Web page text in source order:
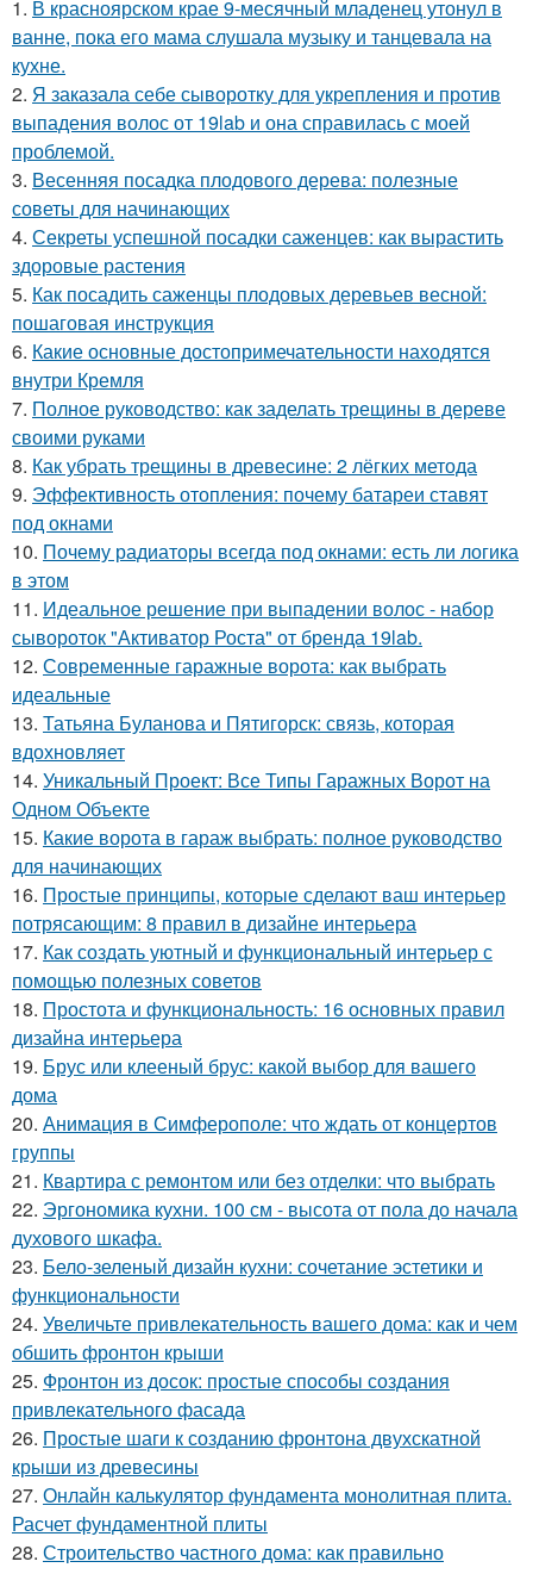
1. В красноярском крае 9-месячный младенец утонул в
ванне, пока его мама слушала музыку и танцевала на
кухне.
2. Я заказала себе сыворотку для укрепления и против
выпадения волос от 19lab и она справилась с моей
проблемой.
3. Весенняя посадка плодового дерева: полезные
советы для начинающих
4. Секреты успешной посадки саженцев: как вырастить
здоровые растения
5. Как посадить саженцы плодовых деревьев весной:
пошаговая инструкция
6. Какие основные достопримечательности находятся
внутри Кремля
7. Полное руководство: как заделать трещины в дереве
своими руками
8. Как убрать трещины в древесине: 2 лёгких метода
9. Эффективность отопления: почему батареи ставят
под окнами
10. Почему радиаторы всегда под окнами: есть ли логика
в этом
11. Идеальное решение при выпадении волос - набор
сывороток "Активатор Роста" от бренда 19lab.
12. Современные гаражные ворота: как выбрать
идеальные
13. Татьяна Буланова и Пятигорск: связь, которая
вдохновляет
14. Уникальный Проект: Все Типы Гаражных Ворот на
Одном Объекте
15. Какие ворота в гараж выбрать: полное руководство
для начинающих
16. Простые принципы, которые сделают ваш интерьер
потрясающим: 8 правил в дизайне интерьера
17. Как создать уютный и функциональный интерьер с
помощью полезных советов
18. Простота и функциональность: 16 основных правил
дизайна интерьера
19. Брус или клееный брус: какой выбор для вашего
дома
20. Анимация в Симферополе: что ждать от концертов
группы
21. Квартира с ремонтом или без отделки: что выбрать
22. Эргономика кухни. 100 см - высота от пола до начала
духового шкафа.
23. Бело-зеленый дизайн кухни: сочетание эстетики и
функциональности
24. Увеличьте привлекательность вашего дома: как и чем
обшить фронтон крыши
25. Фронтон из досок: простые способы создания
привлекательного фасада
26. Простые шаги к созданию фронтона двухскатной
крыши из древесины
27. Онлайн калькулятор фундамента монолитная плита.
Расчет фундаментной плиты
28. Строительство частного дома: как правильно